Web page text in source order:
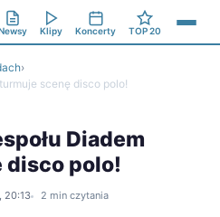
Klipy Koncerty TOP 20
›
scenę disco polo!
Diadem
polo!
20:13
2 min czytania